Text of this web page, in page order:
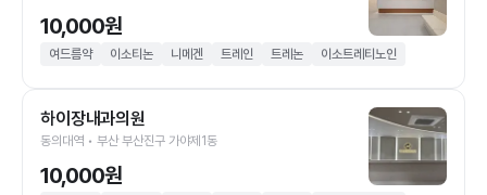
10,000원
여드름약 이소티논 니메겐 트레인 트레논 이소트레티노인
하이장내과의원
동의대역 • 부산 부산진구 가야제1동
10,000원